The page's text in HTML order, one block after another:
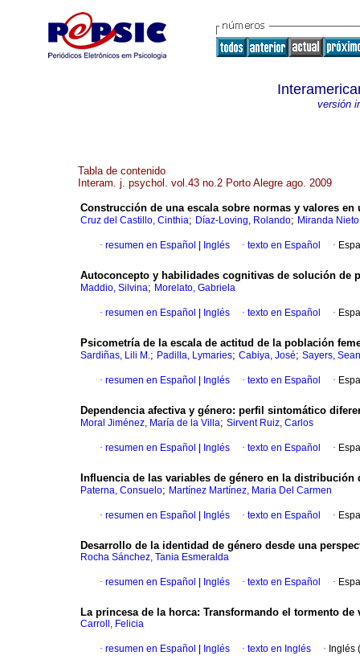
versión
Tabla de contenido
Interam. j. psychol. vol.43 no.2 Porto Alegre ago. 2009
Construcción de una escala sobre normas y valores
Cruz del Castillo, Cinthia; Díaz-Loving, Rolando; Miranda
· resumen en Español Inglés · texto en Español ·
Autoconcepto y habilidades cognitivas de solución de
Maddio, Silvina; Morelato, Gabriela
· resumen en Español Inglés · texto en Español ·
Psicometría de la escala de actitud de la población
Sardiñas, Lili M.; Padilla, Lymaries; Cabiya, José; Sayers, Sean
· resumen en Español Inglés · texto en Español ·
Dependencia afectiva y género: perfil sintomático
Moral Jiménez, María de la Villa; Sirvent Ruiz, Carlos
· resumen en Español Inglés · texto en Español ·
Influencia de las variables de género en la
Paterna, Consuelo; Martínez Martínez, Maria Del Carmen
· resumen en Español Inglés · texto en Español ·
Desarrollo de la identidad de género desde una
Rocha Sánchez, Tania Esmeralda
· resumen en Español Inglés · texto en Español ·
La princesa de la horca: Transformando el tormento de
Carroll, Felicia
· resumen en Español Inglés · texto en Inglés · Inglés